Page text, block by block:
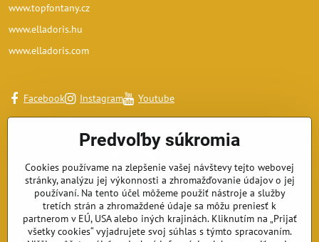
www.topfontany.cz
www.elladoris.hu
www.elladoris.com
Facebook Instagram Youtube
Predvoľby súkromia
Cookies používame na zlepšenie vašej návštevy tejto webovej
stránky, analýzu jej výkonnosti a zhromažďovanie údajov o jej
používaní. Na tento účel môžeme použiť nástroje a služby
tretích strán a zhromaždené údaje sa môžu preniesť k
partnerom v EÚ, USA alebo iných krajinách. Kliknutím na „Prijať
všetky cookies“ vyjadrujete svoj súhlas s týmto spracovaním.